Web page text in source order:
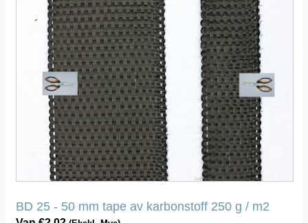
BD 25 - 50 mm tape av karbonstoff 250 g / m2
produktet
varianter.
alternativet
produktsiden